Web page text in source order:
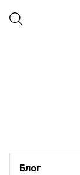
Блог